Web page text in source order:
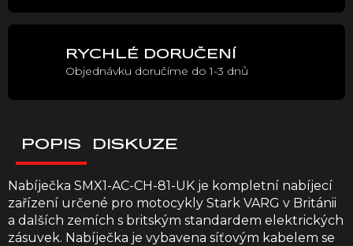
RYCHLÉ DORUČENÍ
Objednávku doručíme do 1-3 dnů
POPIS DISKUZE
Nabíječka SMX1-AC-CH-81-UK je kompletní nabíjecí
zařízení určené pro motocykly Stark VARG v Británii
a dalších zemích s britským standardem elektrických
zásuvek. Nabíječka je vybavena síťovým kabelem se